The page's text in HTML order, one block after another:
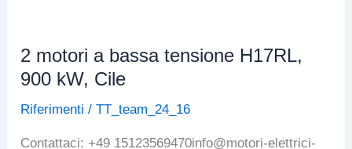
strisciamento
H17R,
kW,
Polonia
2 motori a bassa tensione H17RL,
900 kW, Cile
Riferimenti /TT_team_24_16
Contattaci: +49 15123569470info@motori-elettrici-